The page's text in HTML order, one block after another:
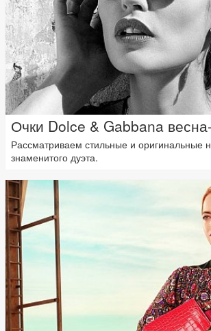
Очки Dolce & Gabbana
Рассматриваем стильные и оригинальные
знаменитого дуэта.